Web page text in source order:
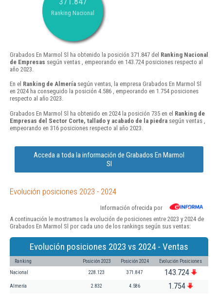
Ranking Nacional
Grabados En Marmol Sl ha obtenido la posición 371.847 del Ranking Nacional
de Empresas según ventas , empeorando en 143.724 posiciones respecto al
año 2023.
En el Ranking de Almería según ventas, la empresa Grabados En Marmol Sl
en 2024 ha conseguido la posición 4.586 , empeorando en 1.754 posiciones
respecto al año 2023.
Grabados En Marmol Sl ha obtenido en 2024 la posición 735 en el Ranking de
Empresas del Sector Corte, tallado y acabado de la piedra según ventas ,
empeorando en 316 posiciones respecto al año 2023.
Acceda a toda la información de Grabados En Marmol
Sl
Evolución posiciones 2023 - 2024
Información ofrecida por
A continuación le mostramos la evolución de posiciones entre 2023 y 2024 de
Grabados En Marmol Sl por cada uno de los rankings según sus ventas:
Evolución posiciones 2023 vs 2024 - Ventas
Ranking Posición 2023 Posición 2024 Evolución Posiciones
Nacional 228.123 371.847 143.724
Almería 2.832 4.586 1.754